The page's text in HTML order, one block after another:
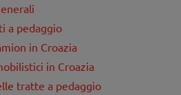
a pedaggio
in Croazia
in Croazia
tratte a pedaggio